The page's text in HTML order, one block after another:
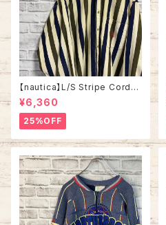
【nautica】L/S Stripe Cordur
oy Shirt L 90s ノーティカ スト
ライプ コーデュロイ シャツ ボタ
ンダウン 長袖 ワンポイントロゴ
刺繍ロゴ 旧タグ USA アメリカ
古着
¥6,360
25%OFF